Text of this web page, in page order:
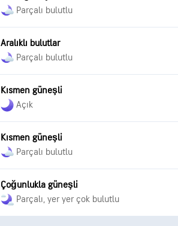
Parçalı bulutlu
Aralıklı bulutlar
Parçalı bulutlu
Kısmen güneşli
Açık
Kısmen güneşli
Parçalı bulutlu
Çoğunlukla güneşli
Parçalı, yer yer çok bulutlu